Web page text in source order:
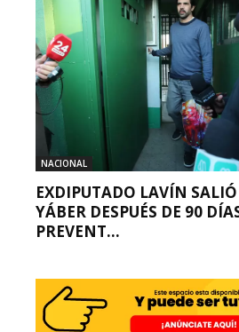
NACIONAL
EXDIPUTADO LAVÍN
YÁBER DESPUÉS DE 90
PREVENT...